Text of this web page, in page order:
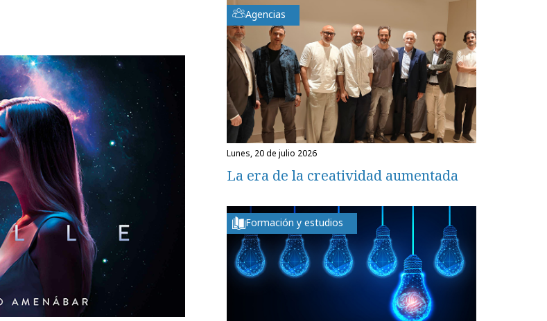
Agencias
lunes, 20 de julio 2026
La era de la creatividad aumentada
Formación y estudios